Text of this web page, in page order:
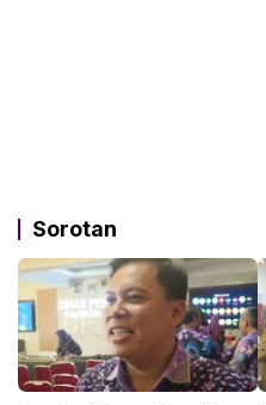
Sorotan